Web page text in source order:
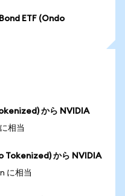
ETF (Ondo
から NVIDIA
相当
Tokenized) から NVIDIA
に相当